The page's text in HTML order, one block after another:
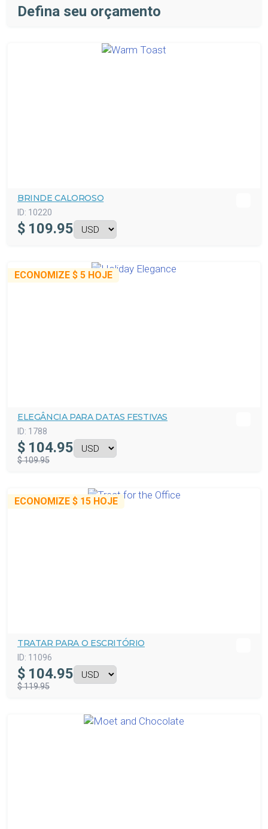
Defina seu orçamento
BRINDE CALOROSO
ID: 10220
$ 109.95
ECONOMIZE $ 5 HOJE
ELEGÂNCIA PARA DATAS FESTIVAS
ID: 1788
$ 104.95
$ 109.95
ECONOMIZE $ 15 HOJE
TRATAR PARA O ESCRITÓRIO
ID: 11096
$ 104.95
$ 119.95